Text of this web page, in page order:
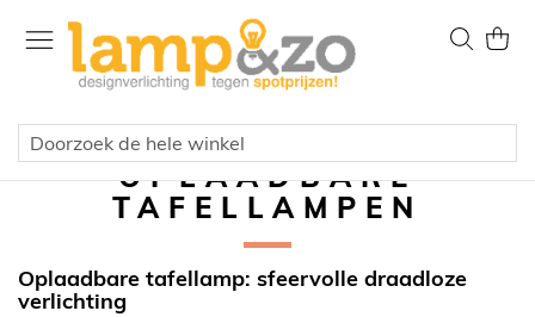
naar
Zoek
OPLAADBARE
TAFELLAMPEN
Oplaadbare tafellamp: sfeervolle draadloze
verlichting